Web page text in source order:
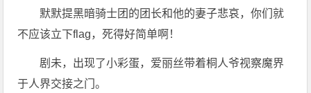
默默提黑暗骑士团的团长和他的妻子悲哀，你们就
不应该立下flag，死得好简单啊！
剧未，出现了小彩蛋，爱丽丝带着桐人爷视察魔界
于人界交接之门。